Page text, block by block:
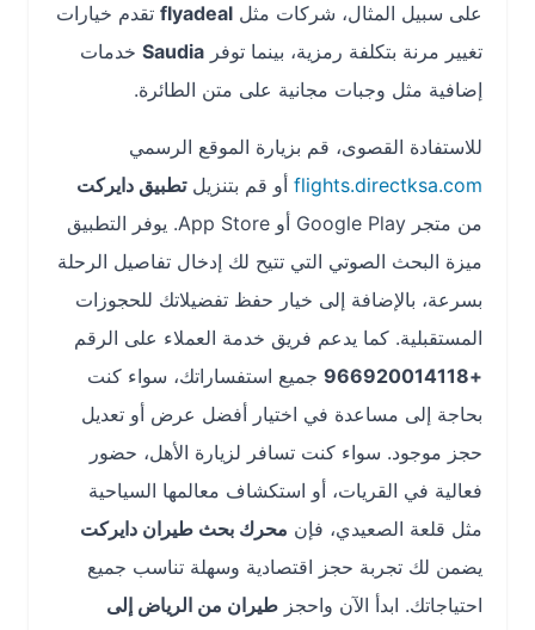
على سبيل المثال، شركات مثلflyadealتقدم خيارات
تغيير مرنة بتكلفة رمزية، بينما توفر Saudiaخدمات
إضافية مثل وجبات مجانية على متن الطائرة.
للاستفادة القصوى، قم بزيارة الموقع الرسمي
flights.directksa.comأو قم بتنزيلتطبيق دايركت
من متجر Google Play أو App Store. يوفر التطبيق
ميزة البحث الصوتي التي تتيح لك إدخال تفاصيل الرحلة
بسرعة، بالإضافة إلى خيار حفظ تفضيلاتك للحجوزات
المستقبلية. كما يدعم فريق خدمة العملاء على الرقم
جميع استفساراتك، سواء كنت
بحاجة إلى مساعدة في اختيار أفضل عرض أو تعديل
حجز موجود. سواء كنت تسافر لزيارة الأهل، حضور
فعالية في القريات، أو استكشاف معالمها السياحية
مثل قلعة الصعيدي، فإنمحرك بحث طيران دايركت
يضمن لك تجربة حجز اقتصادية وسهلة تناسب جميع
احتياجاتك. ابدأ الآن واحجزطيران من الرياض إلى